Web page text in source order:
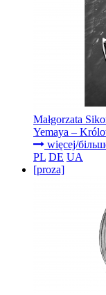
Małgorzata
Yemaya –
więcej/
PL DE UA
[proza]